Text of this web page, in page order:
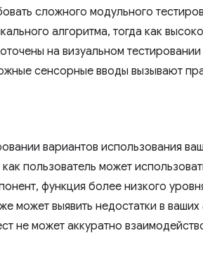
сложного модульного
алгоритма, тогда как
на визуальном
сенсорные вводы вызывают
вариантов использования
пользователь может
функция более низкого
может выявить недостатки в
не может аккуратно